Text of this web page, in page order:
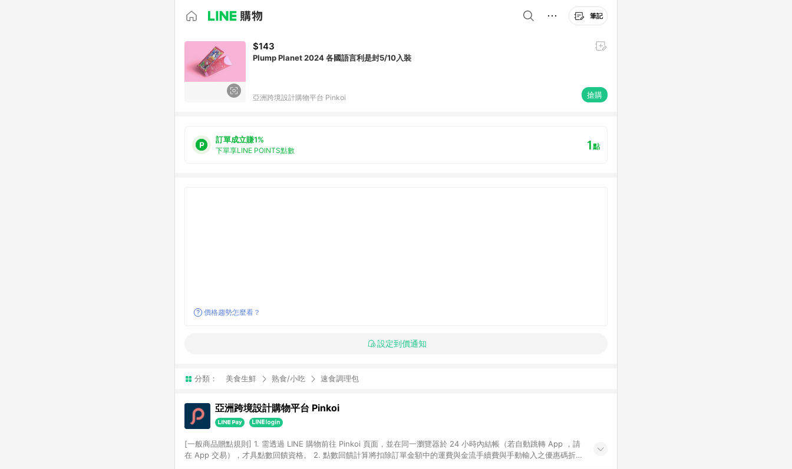
筆記
$143
Plump Planet 2024 各國語言利是封5/10入裝
亞洲跨境設計購物平台 Pinkoi 搶購
訂單成立賺1%
下單享LINE POINTS點數 1點
價格趨勢怎麼看？
設定到價通知
分類： 美食生鮮 熟食/小吃 速食調理包
亞洲跨境設計購物平台 Pinkoi
[一般商品贈點規則] 1. 需透過 LINE 購物前往 Pinkoi 頁面，並在同一瀏覽器於 24 小時內結帳（若自動跳轉 App ，請
在 App 交易），才具點數回饋資格。 2. 點數回饋計算將扣除訂單金額中的運費與金流手續費與手動輸入之優惠碼折